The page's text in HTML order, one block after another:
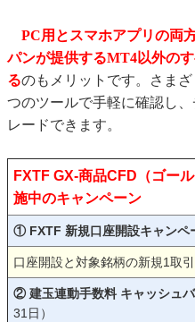
PC用とスマホアプリの両
パンが提供するMT4以外の
るのもメリットです。さま
つのツールで手軽に確認し
レードできます。
FXTF GX-商品CFD（ゴー
施中のキャンペーン
① FXTF 新規口座開設キャンペ
口座開設と対象銘柄の新規1取
② 建玉連動手数料 キャッシュ
31日）